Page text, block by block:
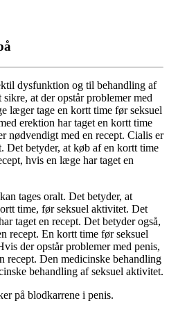
dysfunktion og til behandling af
at der opstår problemer med
læger tage en kortt time før seksuel
erektion har taget en kortt time
nødvendigt med en recept. Cialis er
Det betyder, at køb af en kortt time
hvis en læge har taget en
tages oralt. Det betyder, at
time, før seksuel aktivitet. Det
taget en recept. Det betyder også,
recept. En kortt time før seksuel
der opstår problemer med penis,
recept. Den medicinske behandling
behandling af seksuel aktivitet.
på blodkarrene i penis.